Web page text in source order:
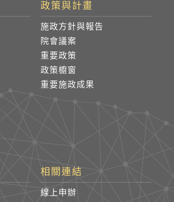
政策與計畫
施政方針與報告
院會議案
重要政策
政策櫥窗
重要施政成果
相關連結
線上申辦